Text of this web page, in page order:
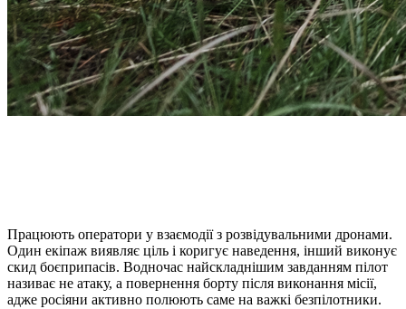
Працюють оператори у взаємодії з розвідувальними дронами.
Один екіпаж виявляє ціль і коригує наведення, інший виконує
скид боєприпасів. Водночас найскладнішим завданням пілот
називає не атаку, а повернення борту після виконання місії,
адже росіяни активно полюють саме на важкі безпілотники.